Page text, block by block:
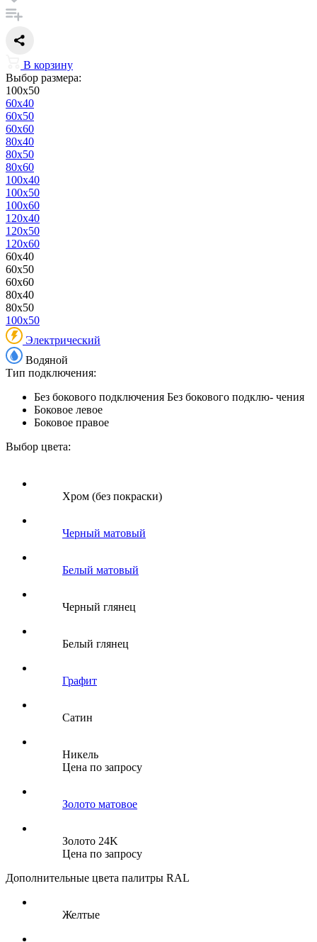
В корзину
Выбор размера:
100x50
60x40
60x50
60x60
80x40
80x50
80x60
100x40
100x50
100x60
120x40
120x50
120x60
60x40
60x50
60x60
80x40
80x50
100x50
Электрический
Водяной
Тип подключения:
Без бокового подключения Без бокового подклю- чения
Боковое левое
Боковое правое
Выбор цвета:
Хром (без покраски)
Черный матовый
Белый матовый
Черный глянец
Белый глянец
Графит
Сатин
Никель
Цена по запросу
Золото матовое
Золото 24K
Цена по запросу
Дополнительные цвета палитры RAL
Желтые